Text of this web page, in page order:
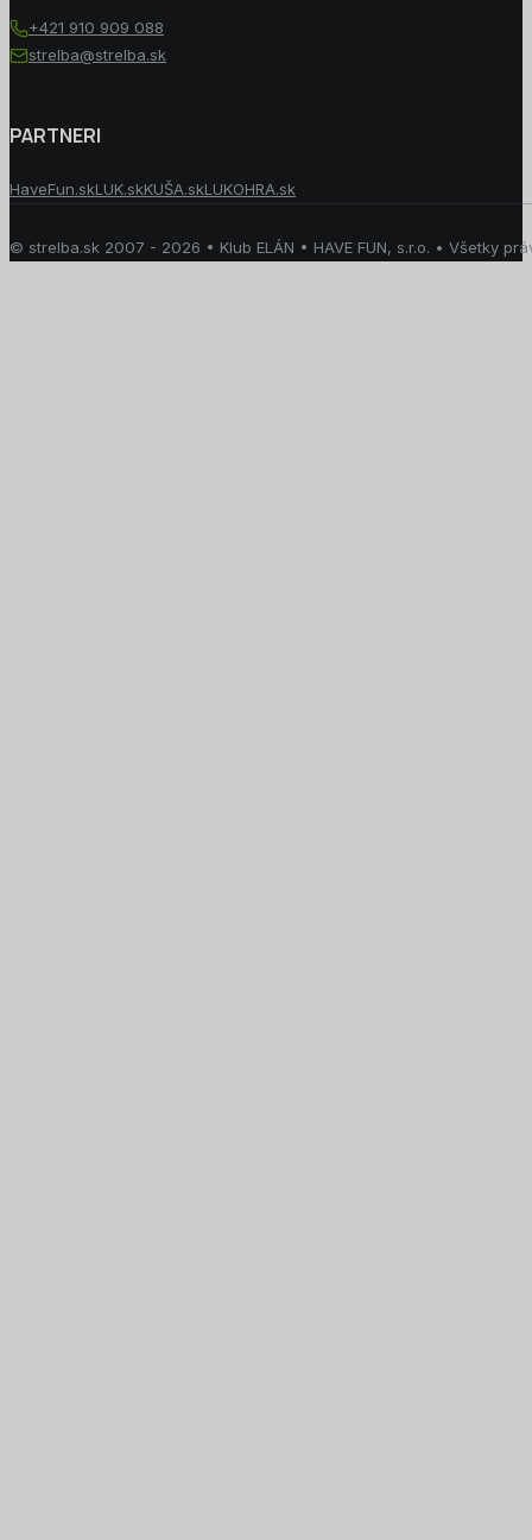
+421 910 909 088
strelba@strelba.sk
PARTNERI
HaveFun.skLUK.skKUŠA.skLUKOHRA.sk
© strelba.sk 2007 - 2026 • Klub ELÁN • HAVE FUN, s.r.o. • Všetky